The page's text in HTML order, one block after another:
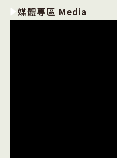
媒體專區 Media